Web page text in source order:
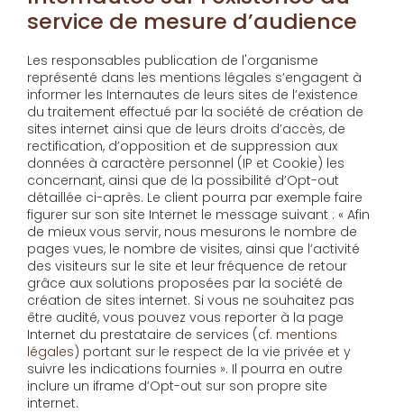
service de mesure d’audience
Les responsables publication de l'organisme
représenté dans les mentions légales s’engagent à
informer les Internautes de leurs sites de l’existence
du traitement effectué par la société de création de
sites internet ainsi que de leurs droits d’accès, de
rectification, d’opposition et de suppression aux
données à caractère personnel (IP et Cookie) les
concernant, ainsi que de la possibilité d’Opt-out
détaillée ci-après. Le client pourra par exemple faire
figurer sur son site Internet le message suivant : « Afin
de mieux vous servir, nous mesurons le nombre de
pages vues, le nombre de visites, ainsi que l’activité
des visiteurs sur le site et leur fréquence de retour
grâce aux solutions proposées par la société de
création de sites internet. Si vous ne souhaitez pas
être audité, vous pouvez vous reporter à la page
Internet du prestataire de services (cf. mentions
légales) portant sur le respect de la vie privée et y
suivre les indications fournies ». Il pourra en outre
inclure un iframe d’Opt-out sur son propre site
internet.